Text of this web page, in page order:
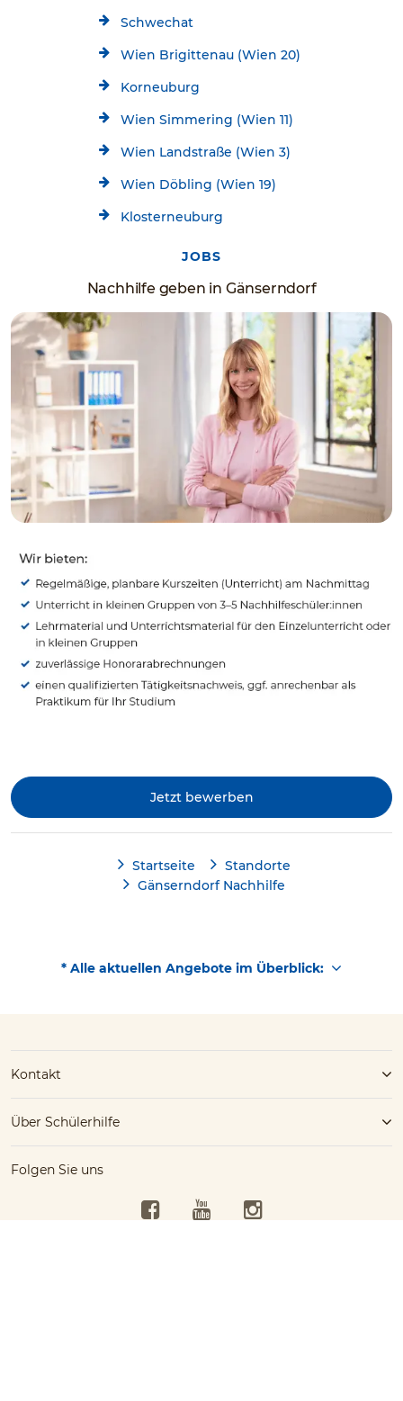
Schwechat
Wien Brigittenau (Wien 20)
Korneuburg
Wien Simmering (Wien 11)
Wien Landstraße (Wien 3)
Wien Döbling (Wien 19)
Klosterneuburg
JOBS
Nachhilfe geben in Gänserndorf
Jetzt bewerben
Startseite
Standorte
Gänserndorf Nachhilfe
* Alle aktuellen Angebote im Überblick:
Kontakt
Über Schülerhilfe
Folgen Sie uns
FacebookYouTubeInstagram